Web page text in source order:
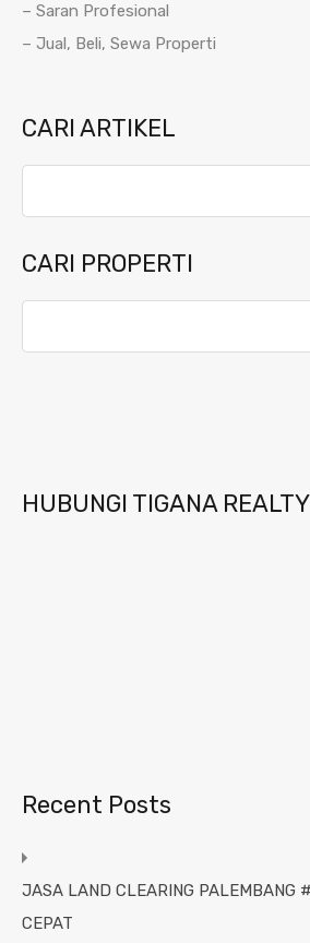
– Saran Profesional
– Jual, Beli, Sewa Properti
CARI ARTIKEL
CARI PROPERTI
HUBUNGI TIGANA REALTY
Recent Posts
JASA LAND CLEARING PALEMBANG
CEPAT